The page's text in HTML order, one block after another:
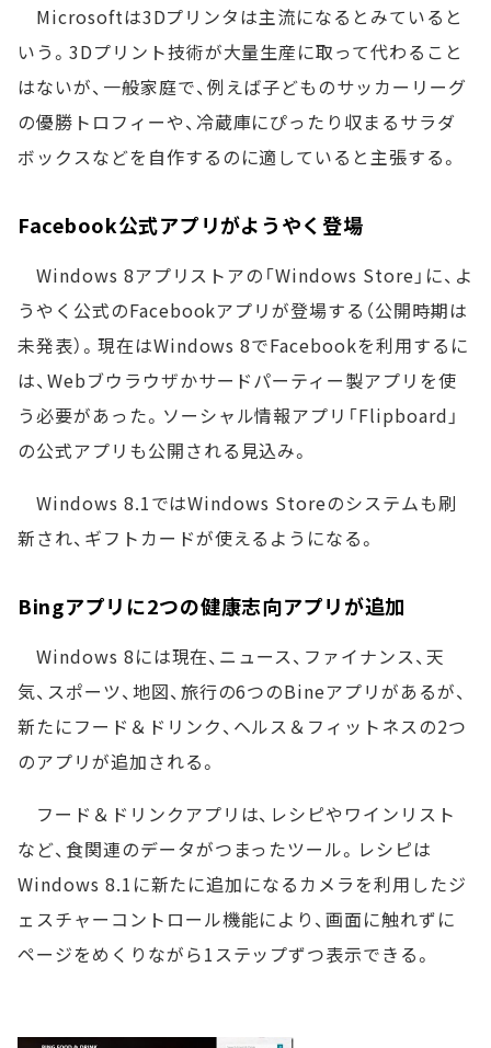
Microsoftは3Dプリンタは主流になるとみていると
いう。3Dプリント技術が大量生産に取って代わること
はないが、一般家庭で、例えば子どものサッカーリーグ
の優勝トロフィーや、冷蔵庫にぴったり収まるサラダ
ボックスなどを自作するのに適していると主張する。
Facebook公式アプリがようやく登場
Windows 8アプリストアの「Windows Store」に、よ
うやく公式のFacebookアプリが登場する（公開時期は
未発表）。現在はWindows 8でFacebookを利用するに
は、Webブウラウザかサードパーティー製アプリを使
う必要があった。ソーシャル情報アプリ「Flipboard」
の公式アプリも公開される見込み。
Windows 8.1ではWindows Storeのシステムも刷
新され、ギフトカードが使えるようになる。
Bingアプリに2つの健康志向アプリが追加
Windows 8には現在、ニュース、ファイナンス、天
気、スポーツ、地図、旅行の6つのBineアプリがあるが、
新たにフード＆ドリンク、ヘルス＆フィットネスの2つ
のアプリが追加される。
フード＆ドリンクアプリは、レシピやワインリスト
など、食関連のデータがつまったツール。レシピは
Windows 8.1に新たに追加になるカメラを利用したジ
ェスチャーコントロール機能により、画面に触れずに
ページをめくりながら1ステップずつ表示できる。